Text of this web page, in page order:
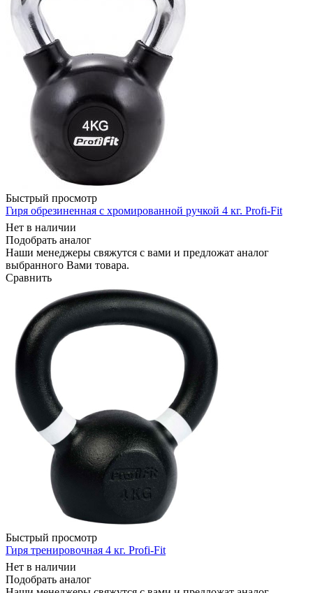
Быстрый просмотр
Гиря обрезиненная с хромированной ручкой 4 кг. Profi-Fit
Нет в наличии
Подобрать аналог
Наши менеджеры свяжутся с вами и предложат аналог
выбранного Вами товара.
Сравнить
Быстрый просмотр
Гиря тренировочная 4 кг. Profi-Fit
Нет в наличии
Подобрать аналог